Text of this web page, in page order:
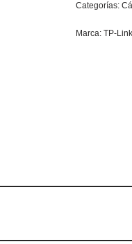
Categorías:
Marca:TP-Link